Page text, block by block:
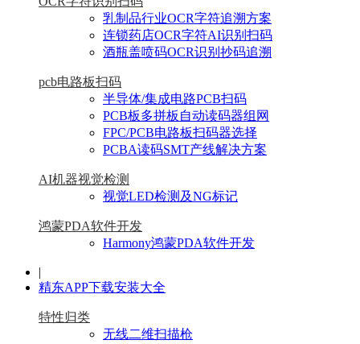
乳制品行业OCR字符追溯方案
连锁药店OCR字符AI识别扫码
酒瓶盖喷码OCR识别抄码追溯
pcb电路板扫码
半导体/集成电路PCB扫码
PCB板多拼板自动读码器组网
FPC/PCB电路板扫码器选择
PCBA读码SMT产线解决方案
AI机器视觉检测
视觉LED检测及NG标记
鸿蒙PDA软件开发
Harmony鸿蒙PDA软件开发
|
精东APP下载安装大全
特性归类
无线二维扫描枪